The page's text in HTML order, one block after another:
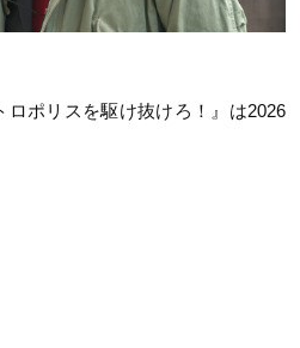
ロポリスを駆け抜けろ！』は2026